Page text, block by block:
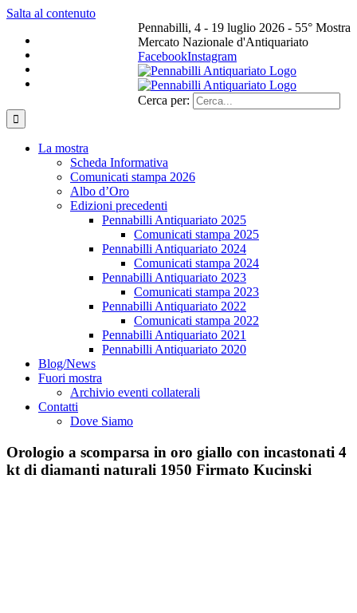
Salta al contenuto
Pennabilli, 4 - 19 luglio 2026 - 55° Mostra
Mercato Nazionale d'Antiquariato
FacebookInstagram
Cerca per:
La mostra
Scheda Informativa
Comunicati stampa 2026
Albo d’Oro
Edizioni precedenti
Pennabilli Antiquariato 2025
Comunicati stampa 2025
Pennabilli Antiquariato 2024
Comunicati stampa 2024
Pennabilli Antiquariato 2023
Comunicati stampa 2023
Pennabilli Antiquariato 2022
Comunicati stampa 2022
Pennabilli Antiquariato 2021
Pennabilli Antiquariato 2020
Blog/News
Fuori mostra
Archivio eventi collaterali
Contatti
Dove Siamo
Orologio a scomparsa in oro giallo con incastonati 4
kt di diamanti naturali 1950 Firmato Kucinski